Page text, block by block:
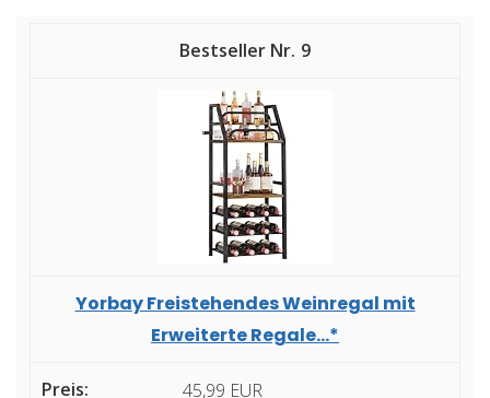
9
Yorbay Freistehendes Weinregal mit
Erweiterte Regale...*
45,99 EUR